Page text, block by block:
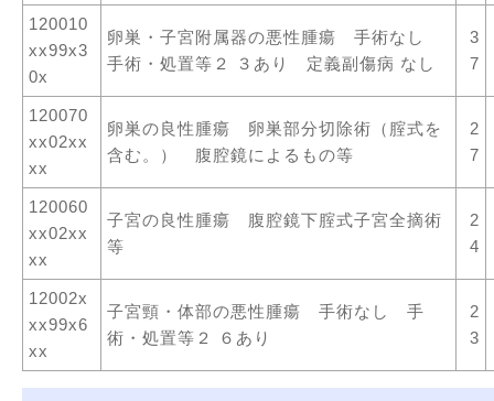
120010
xx99x3
0x
卵巣・子宮附属器の悪性腫瘍 手術なし
手術・処置等２ ３あり 定義副傷病 なし
3
7
120070
xx02xx
xx
卵巣の良性腫瘍 卵巣部分切除術（腟式を
含む。） 腹腔鏡によるもの等
2
7
120060
xx02xx
xx
子宮の良性腫瘍 腹腔鏡下腟式子宮全摘術
等
2
4
12002x
xx99x6
xx
子宮頸・体部の悪性腫瘍 手術なし 手
術・処置等２ ６あり
2
3